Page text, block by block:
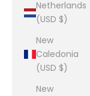
Netherlands
(USD $)
New
Caledonia
(USD $)
New